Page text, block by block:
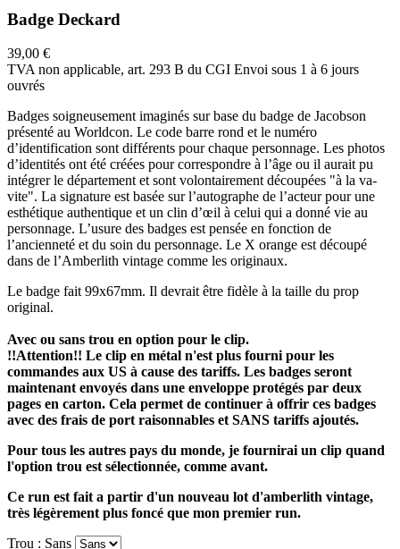
Badge Deckard
39,00 €
TVA non applicable, art. 293 B du CGI Envoi sous 1 à 6 jours
ouvrés
Badges soigneusement imaginés sur base du badge de Jacobson
présenté au Worldcon. Le code barre rond et le numéro
d’identification sont différents pour chaque personnage. Les photos
d’identités ont été créées pour correspondre à l’âge ou il aurait pu
intégrer le département et sont volontairement découpées "à la va-
vite". La signature est basée sur l’autographe de l’acteur pour une
esthétique authentique et un clin d’œil à celui qui a donné vie au
personnage. L’usure des badges est pensée en fonction de
l’ancienneté et du soin du personnage. Le X orange est découpé
dans de l’Amberlith vintage comme les originaux.
Le badge fait 99x67mm. Il devrait être fidèle à la taille du prop
original.
Avec ou sans trou en option pour le clip.
!!Attention!! Le clip en métal n'est plus fourni pour les
commandes aux US à cause des tariffs. Les badges seront
maintenant envoyés dans une enveloppe protégés par deux
pages en carton. Cela permet de continuer à offrir ces badges
avec des frais de port raisonnables et SANS tariffs ajoutés.
Pour tous les autres pays du monde, je fournirai un clip quand
l'option trou est sélectionnée, comme avant.
Ce run est fait a partir d'un nouveau lot d'amberlith vintage,
très légèrement plus foncé que mon premier run.
Trou : Sans